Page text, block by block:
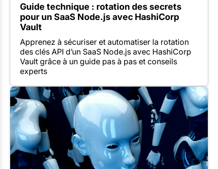
Guide technique : rotation des secrets
pour un SaaS Node.js avec HashiCorp
Vault
Apprenez à sécuriser et automatiser la rotation
des clés API d’un SaaS Node.js avec HashiCorp
Vault grâce à un guide pas à pas et conseils
experts